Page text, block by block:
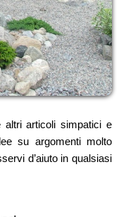
altri articoli simpatici e
su argomenti molto
d’aiuto in qualsiasi